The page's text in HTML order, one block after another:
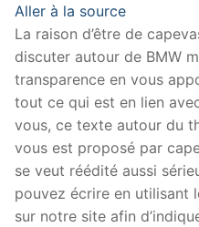
Aller à la source
La raison d’être de
discuter autour de BMW
transparence en vous
tout ce qui est en lien
vous, ce texte autour du
vous est proposé par
se veut réédité aussi
pouvez écrire en utilisant
sur notre site afin